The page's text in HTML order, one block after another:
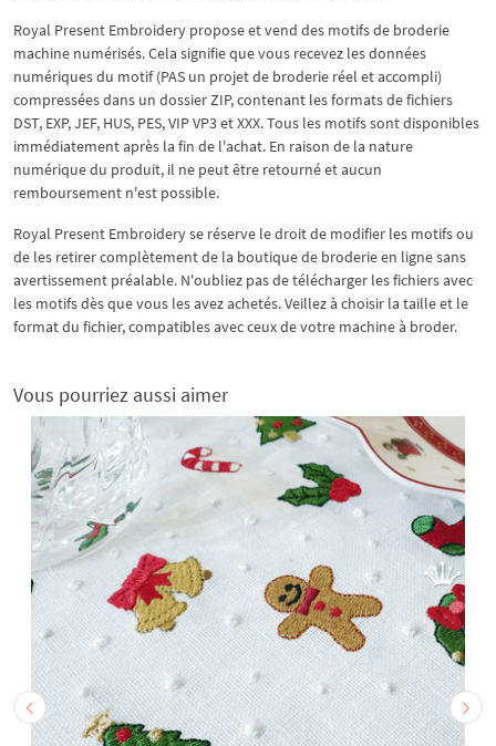
Royal Present Embroidery propose et vend des motifs de broderie
machine numérisés. Cela signifie que vous recevez les données
numériques du motif (PAS un projet de broderie réel et accompli)
compressées dans un dossier ZIP, contenant les formats de fichiers
DST, EXP, JEF, HUS, PES, VIP VP3 et XXX. Tous les motifs sont disponibles
immédiatement après la fin de l'achat. En raison de la nature
numérique du produit, il ne peut être retourné et aucun
remboursement n'est possible.
Royal Present Embroidery se réserve le droit de modifier les motifs ou
de les retirer complètement de la boutique de broderie en ligne sans
avertissement préalable. N'oubliez pas de télécharger les fichiers avec
les motifs dès que vous les avez achetés. Veillez à choisir la taille et le
format du fichier, compatibles avec ceux de votre machine à broder.
Vous pourriez aussi aimer